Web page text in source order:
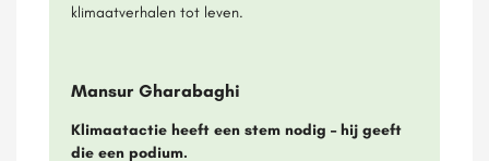
klimaatverhalen tot leven.
Mansur Gharabaghi
Klimaatactie heeft een stem nodig – hij geeft
die een podium.